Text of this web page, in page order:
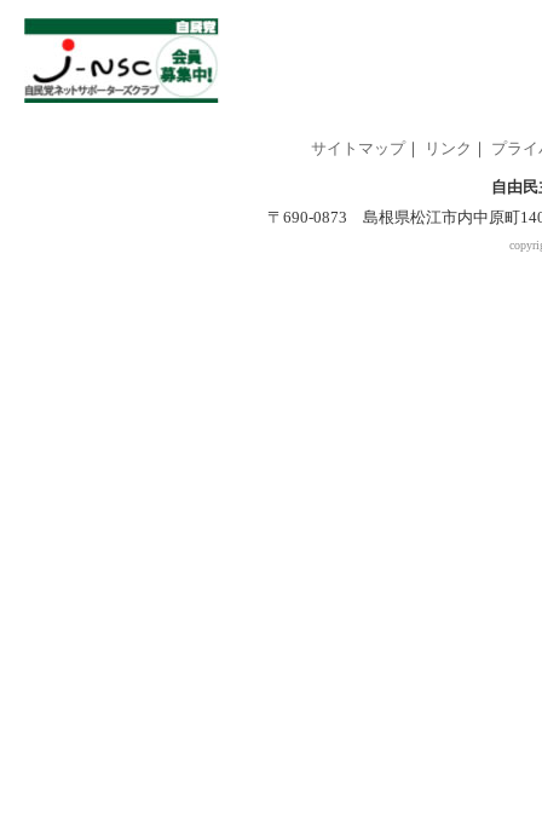
サイトマップ｜ リンク プラ
自由
〒690-0873 島根県松江市内中原町